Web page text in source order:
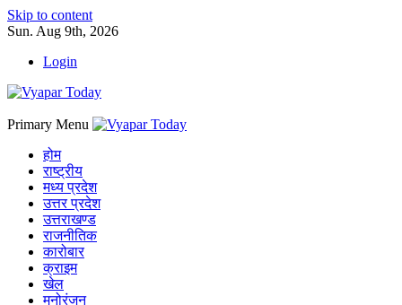
Skip to content
Sun. Aug 9th, 2026
Login
Primary Menu
होम
राष्ट्रीय
मध्य प्रदेश
उत्तर प्रदेश
उत्तराखण्ड
राजनीतिक
कारोबार
क्राइम
खेल
मनोरंजन